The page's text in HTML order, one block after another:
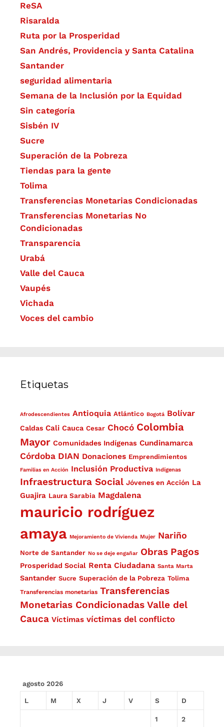
ReSA
Risaralda
Ruta por la Prosperidad
San Andrés, Providencia y Santa Catalina
Santander
seguridad alimentaria
Semana de la Inclusión por la Equidad
Sin categoría
Sisbén IV
Sucre
Superación de la Pobreza
Tiendas para la gente
Tolima
Transferencias Monetarias Condicionadas
Transferencias Monetarias No
Condicionadas
Transparencia
Urabá
Valle del Cauca
Vaupés
Vichada
Voces del cambio
Etiquetas
Afrodescendientes Antioquia Atlántico Bogotá Bolívar
Caldas Cali Cauca Cesar Chocó Colombia
Mayor Comunidades Indígenas Cundinamarca
Córdoba DIAN Donaciones Emprendimientos
Familias en Acción Inclusión Productiva Indígenas
Infraestructura Social Jóvenes en Acción La
Guajira Laura Sarabia Magdalena
mauricio rodríguez
amaya Mejoramiento de Vivienda Mujer Nariño
Norte de Santander No se deje engañar Obras Pagos
Prosperidad Social Renta Ciudadana Santa Marta
Santander Sucre Superación de la Pobreza Tolima
Transferencias monetarias Transferencias
Monetarias Condicionadas Valle del
Cauca Víctimas víctimas del conflicto
agosto 2026
L M X J V S D
1 2